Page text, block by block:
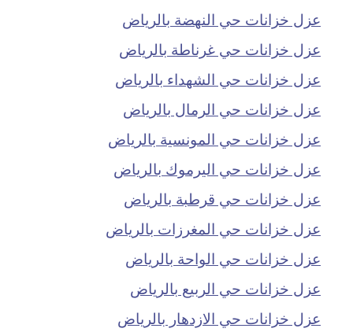
عزل خزانات حي النهضة بالرياض
عزل خزانات حي غرناطة بالرياض
عزل خزانات حي الشهداء بالرياض
عزل خزانات حي الرمال بالرياض
عزل خزانات حي المونسية بالرياض
عزل خزانات حي اليرموك بالرياض
عزل خزانات حي قرطبة بالرياض
عزل خزانات حي المغرزات بالرياض
عزل خزانات حي الواحة بالرياض
عزل خزانات حي الربيع بالرياض
عزل خزانات حي الازدهار بالرياض